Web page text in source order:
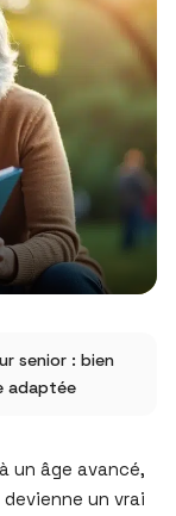
senior : bien
adaptée
un âge avancé,
un vrai